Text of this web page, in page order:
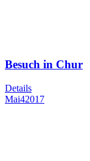
Besuch in Chur
Details
Mai42017